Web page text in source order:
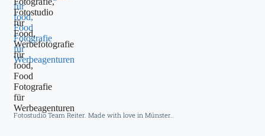
Fotostudio Team Reiter. Made with love in Münster..